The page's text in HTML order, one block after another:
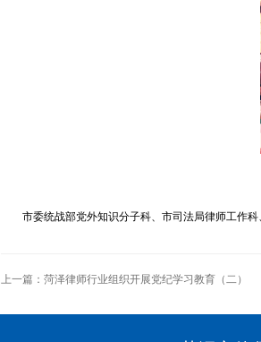
市委统战部党外知识分子科、市司法局律师工作
上一篇： 菏泽律师行业组织开展党纪学习教育（二）